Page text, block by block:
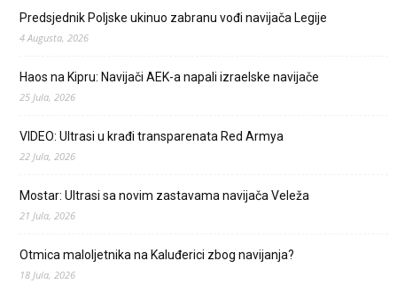
Predsjednik Poljske ukinuo zabranu vođi navijača Legije
4 Augusta, 2026
Haos na Kipru: Navijači AEK-a napali izraelske navijače
25 Jula, 2026
VIDEO: Ultrasi u krađi transparenata Red Armya
22 Jula, 2026
Mostar: Ultrasi sa novim zastavama navijača Veleža
21 Jula, 2026
Otmica maloljetnika na Kaluđerici zbog navijanja?
18 Jula, 2026